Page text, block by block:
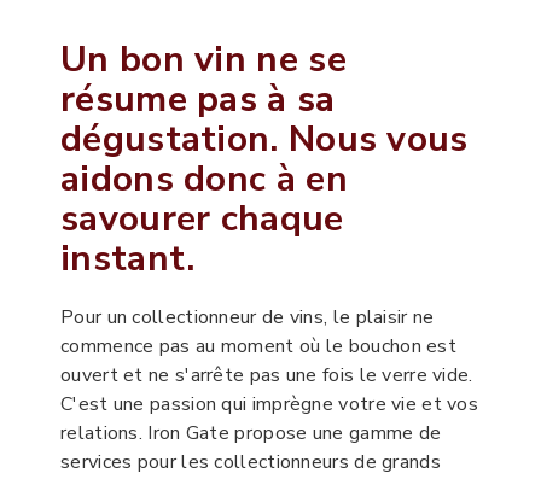
Un bon vin ne se
résume pas à sa
dégustation. Nous vous
aidons donc à en
savourer chaque
instant.
Pour un collectionneur de vins, le plaisir ne
commence pas au moment où le bouchon est
ouvert et ne s'arrête pas une fois le verre vide.
C'est une passion qui imprègne votre vie et vos
relations. Iron Gate propose une gamme de
services pour les collectionneurs de grands